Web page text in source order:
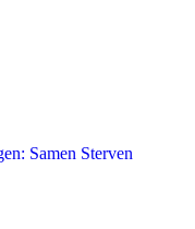
Samen Sterven